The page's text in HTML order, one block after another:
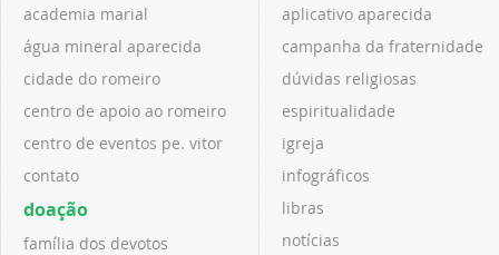
academia marial
água mineral aparecida
cidade do romeiro
centro de apoio ao romeiro
centro de eventos pe. vitor
contato
doação
família dos devotos
aplicativo aparecida
campanha da fraternidade
dúvidas religiosas
espiritualidade
igreja
infográficos
libras
notícias